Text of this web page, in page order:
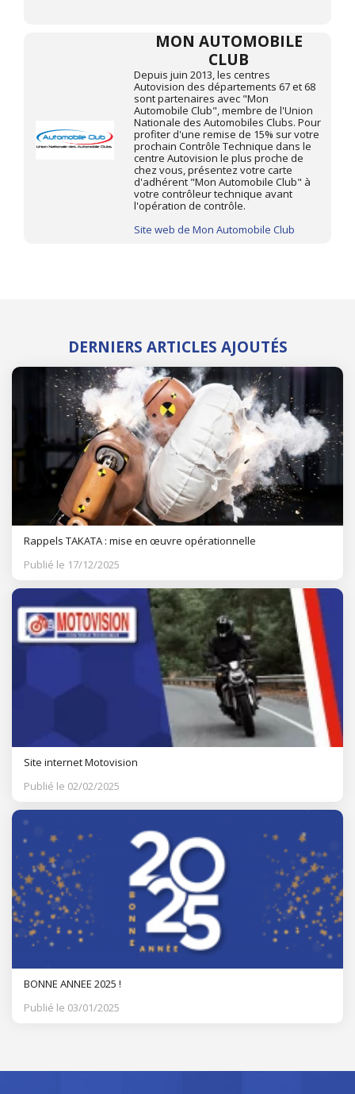
MON AUTOMOBILE
CLUB
Depuis juin 2013, les centres
Autovision des départements 67 et 68
sont partenaires avec "Mon
Automobile Club", membre de l'Union
Nationale des Automobiles Clubs. Pour
profiter d'une remise de 15% sur votre
prochain Contrôle Technique dans le
centre Autovision le plus proche de
chez vous, présentez votre carte
d'adhérent "Mon Automobile Club" à
votre contrôleur technique avant
l'opération de contrôle.
Site web de Mon Automobile Club
DERNIERS ARTICLES AJOUTÉS
Rappels TAKATA : mise en œuvre opérationnelle
Publié le 17/12/2025
Site internet Motovision
Publié le 02/02/2025
BONNE ANNEE 2025 !
Publié le 03/01/2025